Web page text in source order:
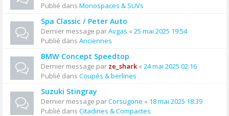
Publié dans Monospaces & SUVs
Spa Classic / Peter Auto
Dernier message parAvgas « 25 mai 2025 19:54
Publié dans Anciennes
BMW Concept Speedtop
Dernier message par ze_shark« 24 mai 2025 02:16
Publié dans Coupés & berlines
Suzuki Stingray
Dernier message parCorsugone « 18 mai 2025 18:39
Publié dans Citadines & Compactes